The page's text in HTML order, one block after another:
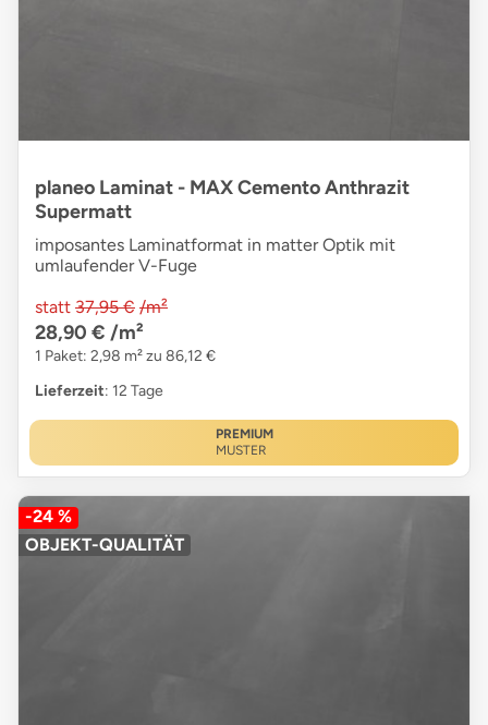
planeo Laminat - MAX Cemento Anthrazit
Supermatt
imposantes Laminatformat in matter Optik mit
umlaufender V-Fuge
statt 37,95 € /m²
28,90 € /m²
1 Paket: 2,98 m² zu 86,12 €
Lieferzeit: 12 Tage
PREMIUM
MUSTER
-24 %
OBJEKT-QUALITÄT